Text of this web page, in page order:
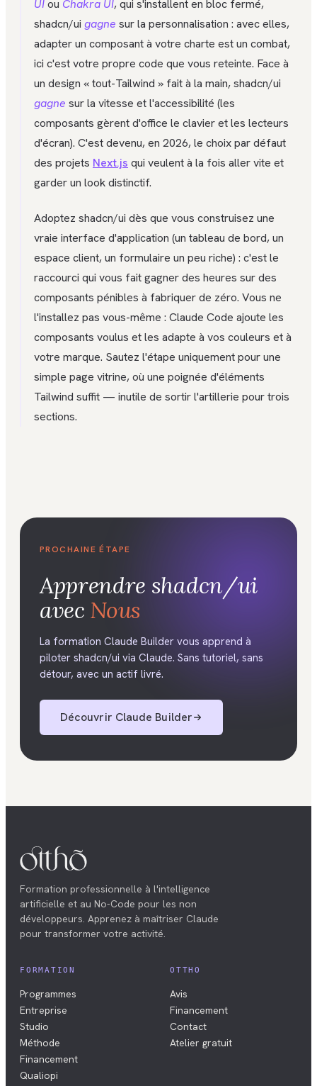
UIou Chakra UI, qui s'installent en bloc fermé,
shadcn/ui gagne sur la personnalisation : avec elles,
adapter un composant à votre charte est un combat,
ici c'est votre propre code que vous reteinte. Face à
un design « tout-Tailwind » fait à la main, shadcn/ui
gagne sur la vitesse et l'accessibilité (les
composants gèrent d'office le clavier et les lecteurs
d'écran). C'est devenu, en 2026, le choix par défaut
des projets Next.js qui veulent à la fois aller vite et
garder un look distinctif.
Adoptez shadcn/ui dès que vous construisez une
vraie interface d'application (un tableau de bord, un
espace client, un formulaire un peu riche) : c'est le
raccourci qui vous fait gagner des heures sur des
composants pénibles à fabriquer de zéro. Vous ne
l'installez pas vous-même : Claude Code ajoute les
composants voulus et les adapte à vos couleurs et à
votre marque. Sautez l'étape uniquement pour une
simple page vitrine, où une poignée d'éléments
Tailwind suffit — inutile de sortir l'artillerie pour trois
sections.
PROCHAINE ÉTAPE
Apprendre shadcn/ui
avec Nous
La formation Claude Builder vous apprend à
piloter shadcn/ui via Claude. Sans tutoriel, sans
détour, avec un actif livré.
Découvrir Claude Builder
Formation professionnelle à l'intelligence
artificielle et au No-Code pour les non
développeurs. Apprenez à maîtriser Claude
pour transformer votre activité.
FORMATION
Programmes
Entreprise
Studio
Méthode
Financement
Qualiopi
OTTHO
Avis
Financement
Contact
Atelier gratuit